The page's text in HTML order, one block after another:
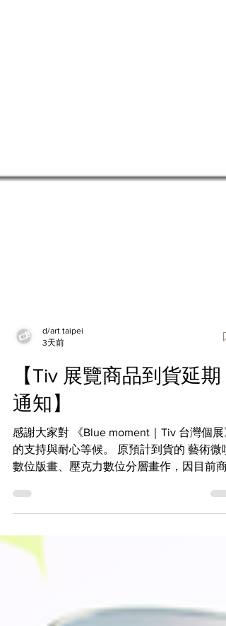
【Tiv 展覽商品到貨延期
通知】
感謝大家對 《Blue moment｜Tiv 台灣個展
的支持與耐心等候。 原預計到貨的 藝術微
數位版畫、壓克力數位分層畫作，因目前商
整。 目前我們正持續與相關單位確認商品寄
送時程，預計將於 10 月底左右安排到貨。待
商品抵達後，我們將依序進行通知與出貨。
感謝大家的理解與耐心等待。 如有最新進
度，我們將第一時間於 d/art 官方社群公告